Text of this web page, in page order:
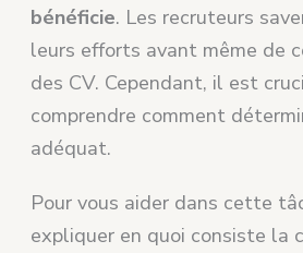
bénéficie. Les recruteurs
leurs efforts avant même de
des CV. Cependant, il est
comprendre comment
adéquat.
Pour vous aider dans cette
expliquer en quoi consiste la